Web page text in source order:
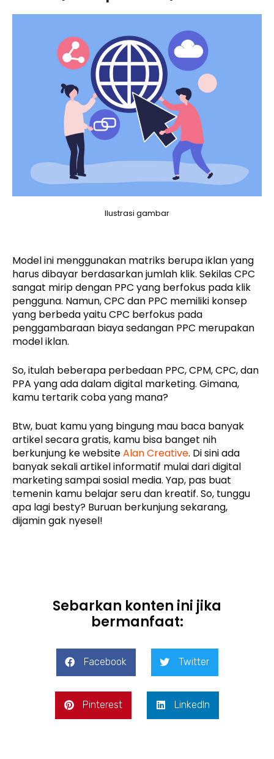
Ilustrasi gambar
Model ini menggunakan matriks berupa iklan yang
harus dibayar berdasarkan jumlah klik. Sekilas CPC
sangat mirip dengan PPC yang berfokus pada klik
pengguna. Namun, CPC dan PPC memiliki konsep
yang berbeda yaitu CPC berfokus pada
penggambaraan biaya sedangan PPC merupakan
model iklan.
So, itulah beberapa perbedaan PPC, CPM, CPC, dan
PPA yang ada dalam digital marketing. Gimana,
kamu tertarik coba yang mana?
Btw, buat kamu yang bingung mau baca banyak
artikel secara gratis, kamu bisa banget nih
berkunjung ke websiteAlan Creative. Di sini ada
banyak sekali artikel informatif mulai dari digital
marketing sampai sosial media. Yap, pas buat
temenin kamu belajar seru dan kreatif. So, tunggu
apa lagi besty? Buruan berkunjung sekarang,
dijamin gak nyesel!
Sebarkan konten ini jika
bermanfaat:
Facebook Twitter
Pinterest LinkedIn